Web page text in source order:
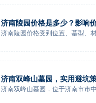
济南陵园价格是多少？影响
不同类型陵园选择介绍
济南陵园价格受到位置、墓型、
求选择合适方案。在选择陵园时
较价格，而应综合考虑陵园资质
济南双峰山墓园，实用避坑
的选择物有所值
济南双峰山墓园，位于济南市市